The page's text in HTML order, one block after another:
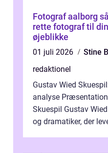
Fotograf aalborg sådan finder du den
rette fotograf til
øjeblikke
01 juli 2026
Stine
redaktionel
Gustav Wied
analyse
Skuespil Gustav
og dramatiker, der